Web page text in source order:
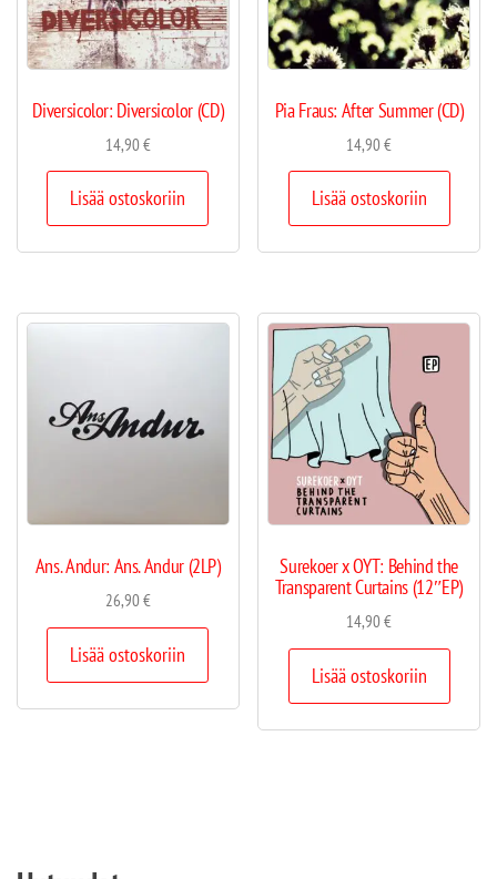
Diversicolor: Diversicolor (CD)
14,90€
Lisää ostoskoriin
Pia Fraus: After Summer (CD)
14,90€
Lisää ostoskoriin
Ans. Andur: Ans. Andur (2LP)
26,90€
Lisää ostoskoriin
Surekoer x OYT: Behind the
Transparent Curtains (12″EP)
14,90€
Lisää ostoskoriin